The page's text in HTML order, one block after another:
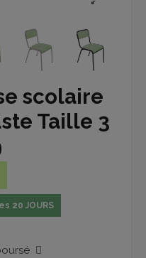
scolaire
Taille 3
20 JOURS